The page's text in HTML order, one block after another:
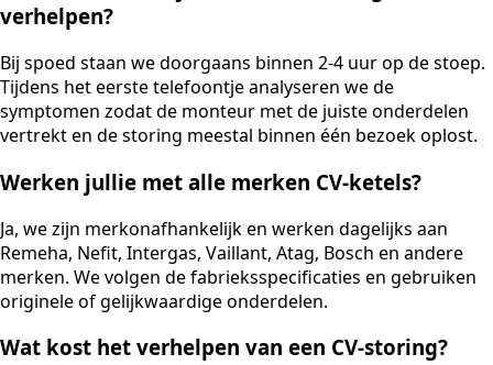
verhelpen?
Bij spoed staan we doorgaans binnen 2-4 uur op de stoep.
Tijdens het eerste telefoontje analyseren we de
symptomen zodat de monteur met de juiste onderdelen
vertrekt en de storing meestal binnen één bezoek oplost.
Werken jullie met alle merken CV-ketels?
Ja, we zijn merkonafhankelijk en werken dagelijks aan
Remeha, Nefit, Intergas, Vaillant, Atag, Bosch en andere
merken. We volgen de fabrieksspecificaties en gebruiken
originele of gelijkwaardige onderdelen.
Wat kost het verhelpen van een CV-storing?